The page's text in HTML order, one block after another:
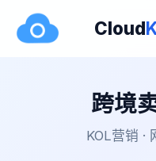
Cloud
跨境
KOL营销 ·